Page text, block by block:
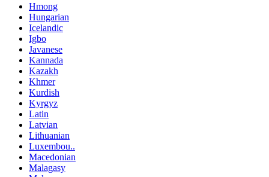
Hmong
Hungarian
Icelandic
Igbo
Javanese
Kannada
Kazakh
Khmer
Kurdish
Kyrgyz
Latin
Latvian
Lithuanian
Luxembou..
Macedonian
Malagasy